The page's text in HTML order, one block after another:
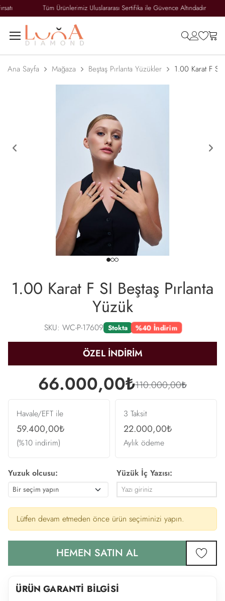
Tüm Ürünlerimiz Uluslararası Sertifika ile Güvence Altındadır
search
Ana Sayfa Mağaza Beştaş Pırlanta Yüzükler 1.00 Karat F SI
Previous
1.00 Karat F SI Beştaş Pırlanta
Yüzük
SKU: WC-P-17609 Stokta %40 İndirim
ÖZEL İNDİRİM
66.000,00₺110.000,00₺
Havale/EFT ile
59.400,00₺
(%10 indirim)
3 Taksit
22.000,00₺
Aylık ödeme
Yuzuk olcusu: Yüzük İç Yazısı:
Lütfen devam etmeden önce ürün seçiminizi yapın.
HEMEN SATIN AL
ÜRÜN GARANTİ BİLGİSİ